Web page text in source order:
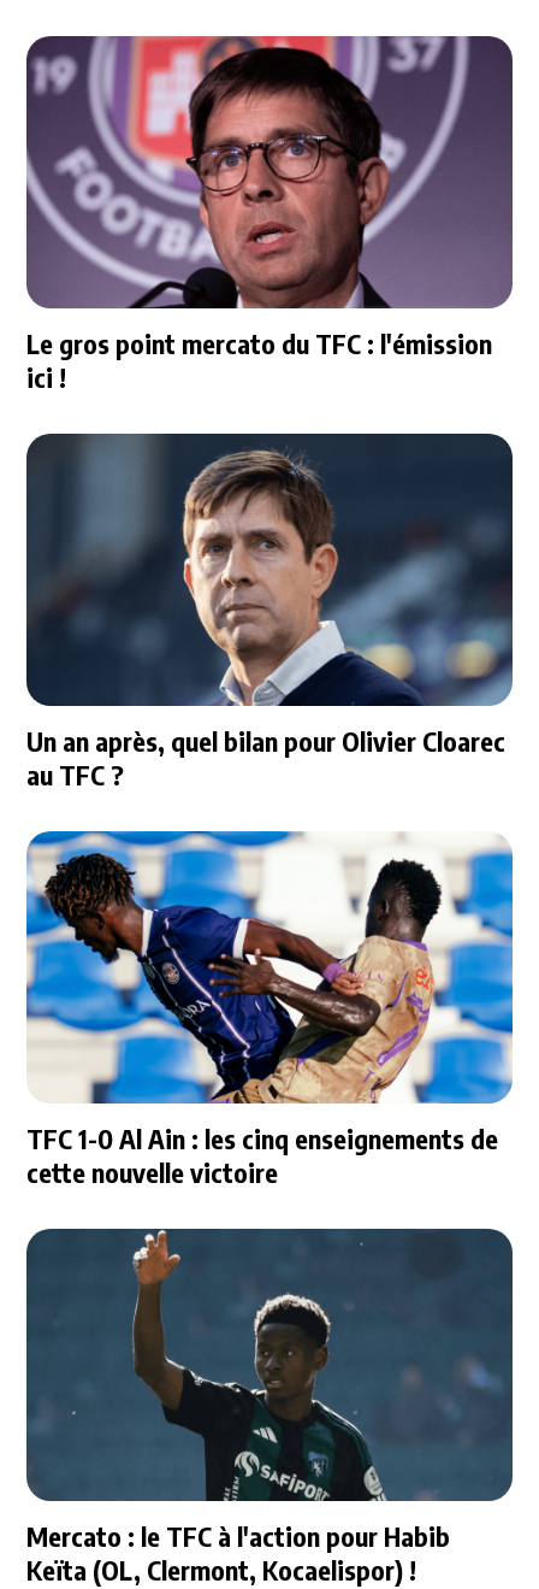
Le gros point mercato du TFC : l'émission
ici !
Un an après, quel bilan pour Olivier Cloarec
au TFC ?
TFC 1-0 Al Ain : les cinq enseignements de
cette nouvelle victoire
Mercato : le TFC à l'action pour Habib
Keïta (OL, Clermont, Kocaelispor) !